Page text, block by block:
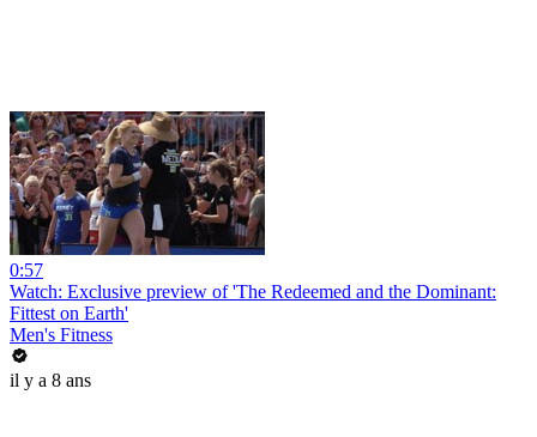
0:57
Watch: Exclusive preview of 'The Redeemed and the Dominant:
Fittest on Earth'
Men's Fitness
il y a 8 ans